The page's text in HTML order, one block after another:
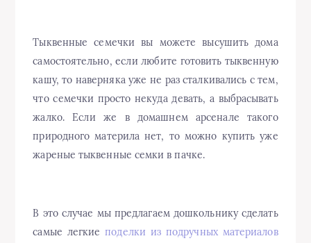
Тыквенные семечки вы можете высушить дома
самостоятельно, если любите готовить тыквенную
кашу, то наверняка уже не раз сталкивались с тем,
что семечки просто некуда девать, а выбрасывать
жалко. Если же в домашнем арсенале такого
природного материла нет, то можно купить уже
жареные тыквенные семки в пачке.
В это случае мы предлагаем дошкольнику сделать
самые легкиеподелки из подручных материалов